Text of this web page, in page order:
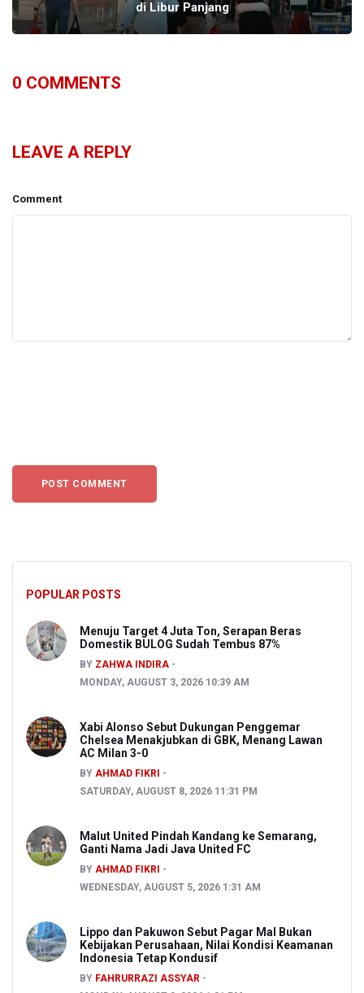
di Libur Panjang
0 COMMENTS
LEAVE A REPLY
Comment
POPULAR POSTS
Menuju Target 4 Juta Ton, Serapan Beras
Domestik BULOG Sudah Tembus 87%
BY ZAHWA INDIRA
MONDAY, AUGUST 3, 2026 10:39 AM
Xabi Alonso Sebut Dukungan Penggemar
Chelsea Menakjubkan di GBK, Menang Lawan
AC Milan 3-0
BY AHMAD FIKRI
SATURDAY, AUGUST 8, 2026 11:31 PM
Malut United Pindah Kandang ke Semarang,
Ganti Nama Jadi Java United FC
BY AHMAD FIKRI
WEDNESDAY, AUGUST 5, 2026 1:31 AM
Lippo dan Pakuwon Sebut Pagar Mal Bukan
Kebijakan Perusahaan, Nilai Kondisi Keamanan
Indonesia Tetap Kondusif
BY FAHRURRAZI ASSYAR